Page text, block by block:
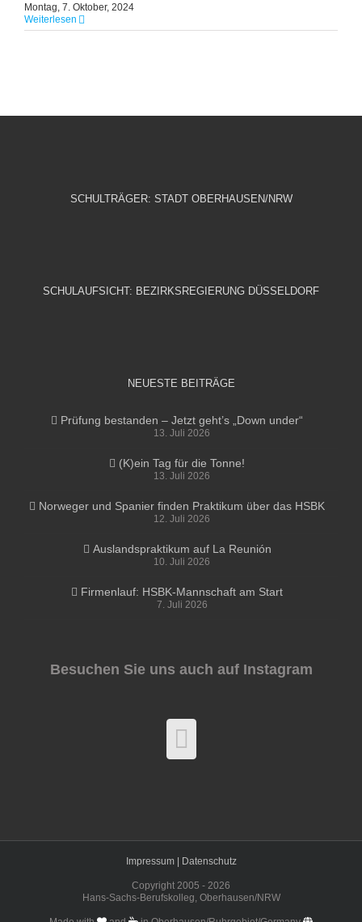
Montag, 7. Oktober, 2024
Weiterlesen
SCHULTRÄGER: STADT OBERHAUSEN/NRW
SCHULAUFSICHT: BEZIRKSREGIERUNG DÜSSELDORF
NEUESTE BEITRÄGE
Prüfung bestanden – Jetzt geht’s „Down under“
13. Juli 2026
(K)ein Tag für die Tonne!
13. Juli 2026
Norweger und Spanier finden Praktikum über das HSBK
12. Juli 2026
Auslandspraktikum auf La Reunión
10. Juli 2026
Firmenlauf: HSBK-Mannschaft am Start
7. Juli 2026
Besuchen Sie uns auch auf Instagram
Impressum | Datenschutz
Copyright 2005 - 2026
Hans-Sachs-Berufskolleg, Oberhausen/NRW